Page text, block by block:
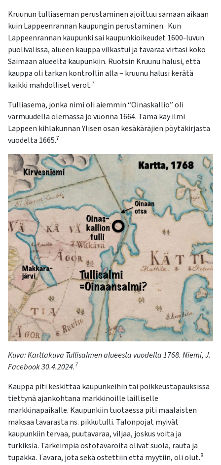
Kruunun tulliaseman perustaminen ajoittuu samaan aikaan
kuin Lappeenrannan kaupungin perustaminen. Kun
Lappeenrannan kaupunki sai kaupunkioikeudet 1600-luvun
puolivälissä, alueen kauppa vilkastui ja tavaraa virtasi koko
Saimaan alueelta kaupunkiin. Ruotsin Kruunu halusi, että
kauppa oli tarkan kontrollin alla – kruunu halusi kerätä
kaikki mahdolliset verot.7
Tulliasema, jonka nimi oli aiemmin “Oinaskallio” oli
varmuudella olemassa jo vuonna 1664. Tämä käy ilmi
Lappeen kihlakunnan Ylisen osan kesäkäräjien pöytäkirjasta
vuodelta 1665.7
Kuva: Karttakuva Tullisalmen alueesta vuodelta 1768. Niemi, J.
Facebook 30.4.2024.7
Kauppa piti keskittää kaupunkeihin tai poikkeustapauksissa
tiettynä ajankohtana markkinoille lailliselle
markkinapaikalle. Kaupunkiin tuotaessa piti maalaisten
maksaa tavarasta ns. pikkutulli. Talonpojat myivät
kaupunkiin tervaa, puutavaraa, viljaa, joskus voita ja
turkiksia. Tärkeimpiä ostotavaroita olivat suola, rauta ja
tupakka. Tavara, jota sekä ostettiin että myytiin, oli olut.8